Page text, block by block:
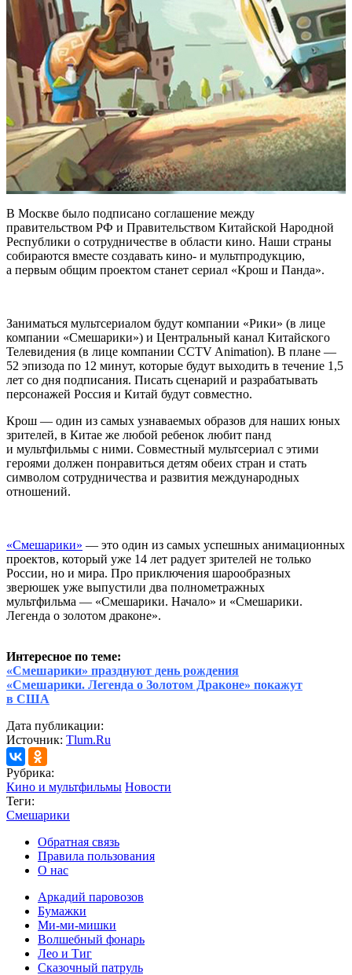
В Москве было подписано соглашение между
правительством РФ и Правительством Китайской Народной
Республики о сотрудничестве в области кино. Наши страны
собираются вместе создавать кино- и мультпродукцию,
а первым общим проектом станет сериал «Крош и Панда».
Заниматься мультсериалом будут компании «Рики» (в лице
компании «Смешарики») и Центральный канал Китайского
Телевидения (в лице компании CCTV Animation). В плане —
52 эпизода по 12 минут, которые будут выходить в течение 1,5
лет со дня подписания. Писать сценарий и разрабатывать
персонажей Россия и Китай будут совместно.
Крош — один из самых узнаваемых образов для наших юных
зрителей, в Китае же любой ребенок любит панд
и мультфильмы с ними. Совместный мультсериал с этими
героями должен понравиться детям обеих стран и стать
символом сотрудничества и развития международных
отношений.
«Смешарики» — это один из самых успешных анимационных
проектов, который уже 14 лет радует зрителей не только
России, но и мира. Про приключения шарообразных
зверюшек уже выпустили два полнометражных
мультфильма — «Смешарики. Начало» и «Смешарики.
Легенда о золотом драконе».
Интересное по теме:
«Смешарики» празднуют день рождения
«Смешарики. Легенда о Золотом Драконе» покажут
в США
Дата публикации:
Источник: Tlum.Ru
Рубрика:
Кино и мультфильмы Новости
Теги:
Смешарики
Обратная связь
Правила пользования
О нас
Аркадий паровозов
Бумажки
Ми-ми-мишки
Волшебный фонарь
Лео и Тиг
Сказочный патруль